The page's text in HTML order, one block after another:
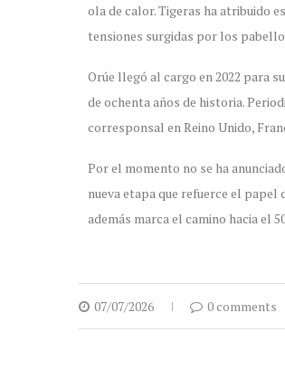
ola de calor. Tigeras ha atribuido
tensiones surgidas por los
Orúe llegó al cargo en 2022 para
de ochenta años de historia.
corresponsal en Reino Unido,
Por el momento no se ha
nueva etapa que refuerce el
además marca el camino hacia el
07/07/2026 0 comments